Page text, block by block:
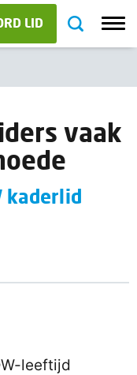
LID
vaak
kaderlid
leeftijd